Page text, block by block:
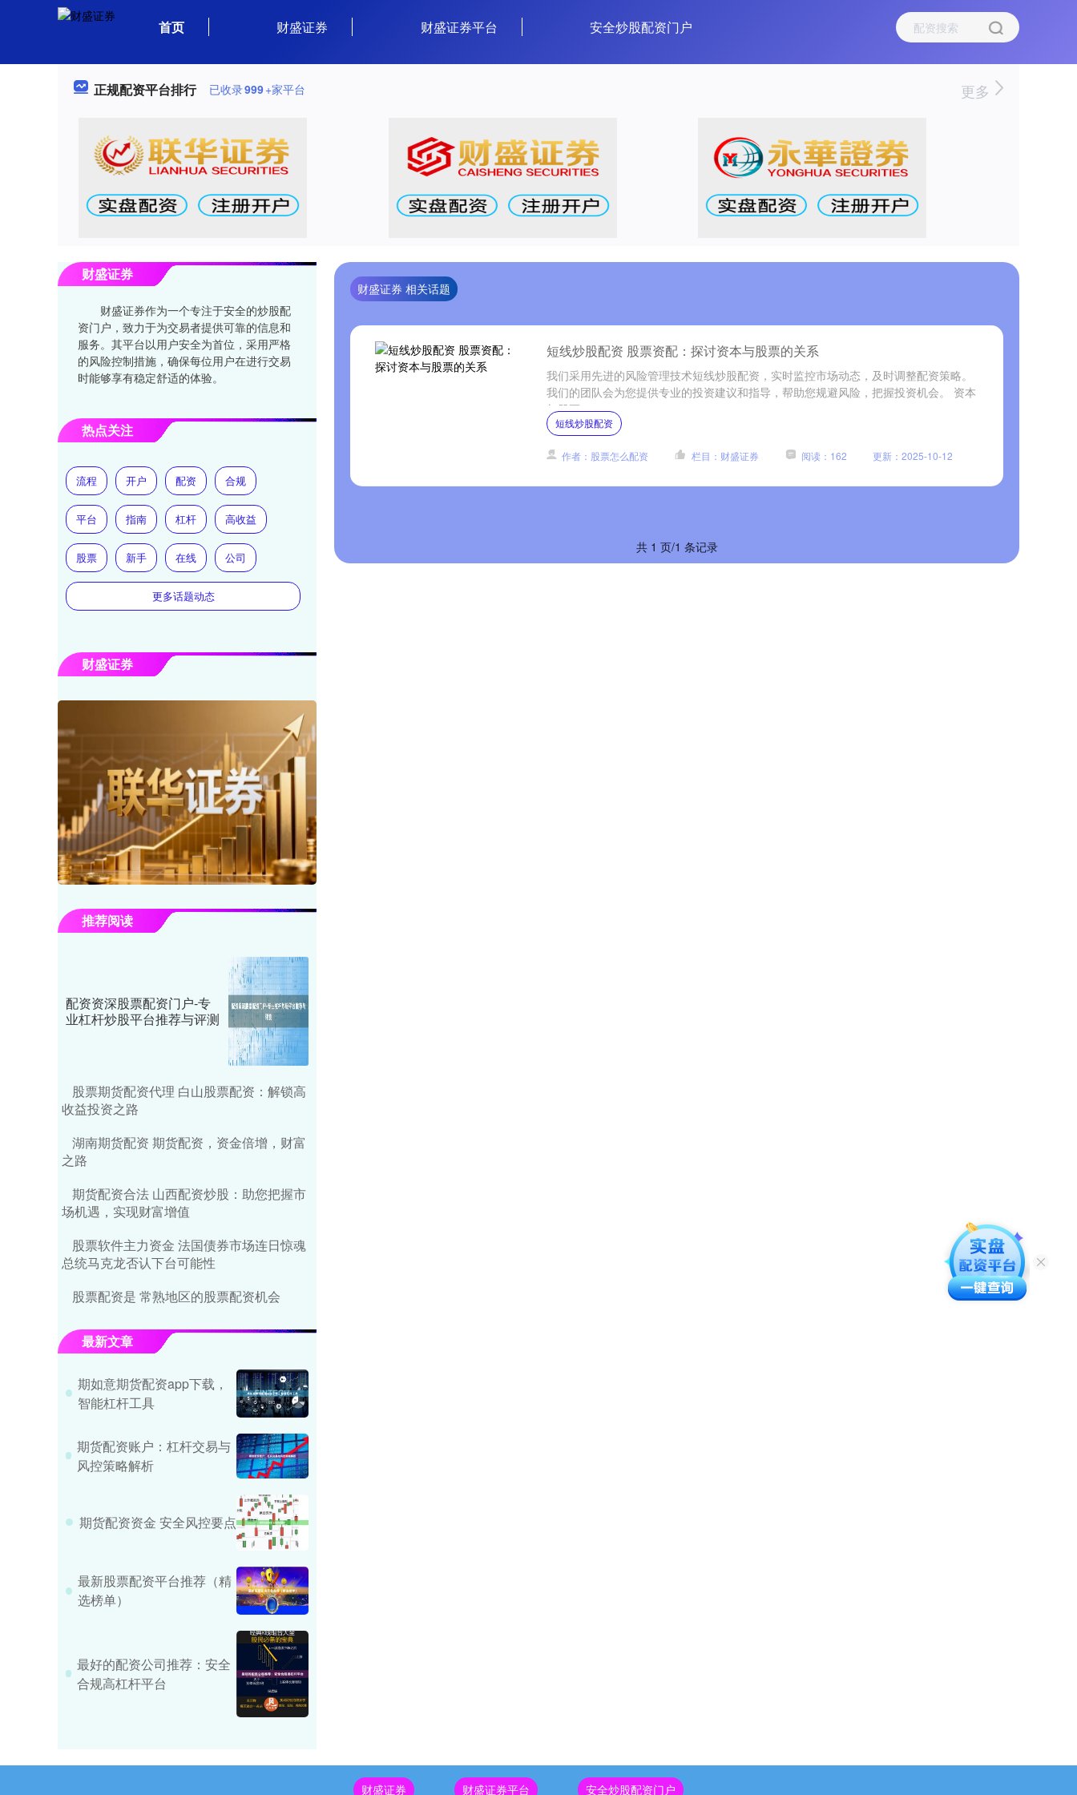
首页 财盛证券 财盛证券平台 安全炒股配资门户
正规配资平台排行 已收录999+家平台 更多
财盛证券 相关话题
短线炒股配资 股票资配：探讨资本与股票的关系
我们采用先进的风险管理技术短线炒股配资，实时监控市场动态，及时调整配资策略。
我们的团队会为您提供专业的投资建议和指导，帮助您规避风险，把握投资机会。 资本
与股票....
短线炒股配资
作者：股票怎么配资 栏目：财盛证券 阅读：162 更新：2025-10-12
共 1 页/1 条记录
财盛证券
财盛证券作为一个专注于安全的炒股配
资门户，致力于为交易者提供可靠的信息和
服务。其平台以用户安全为首位，采用严格
的风险控制措施，确保每位用户在进行交易
时能够享有稳定舒适的体验。
热点关注
流程 开户 配资 合规
平台 指南 杠杆 高收益
股票 新手 在线 公司
更多话题动态
财盛证券
推荐阅读
配资资深股票配资门户-专
业杠杆炒股平台推荐与评测
股票期货配资代理 白山股票配资：解锁高
收益投资之路
湖南期货配资 期货配资，资金倍增，财富
之路
期货配资合法 山西配资炒股：助您把握市
场机遇，实现财富增值
股票软件主力资金 法国债券市场连日惊魂
总统马克龙否认下台可能性
股票配资是 常熟地区的股票配资机会
最新文章
期如意期货配资app下载，
智能杠杆工具
期货配资账户：杠杆交易与
风控策略解析
期货配资资金 安全风控要点
最新股票配资平台推荐（精
选榜单）
最好的配资公司推荐：安全
合规高杠杆平台
财盛证券 财盛证券平台 安全炒股配资门户